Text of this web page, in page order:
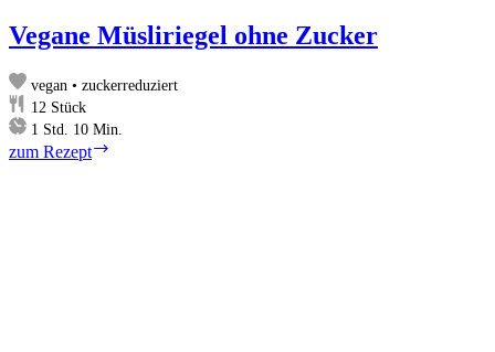
Vegane Müsliriegel ohne Zucker
vegan • zuckerreduziert
12 Stück
1 Stunde
Std. 10Minuten
Min.
zum Rezept